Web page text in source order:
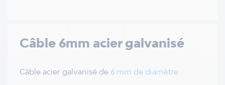
Câble 6mm acier galvanisé
Câble acier galvanisé de 6 mm de diamètre